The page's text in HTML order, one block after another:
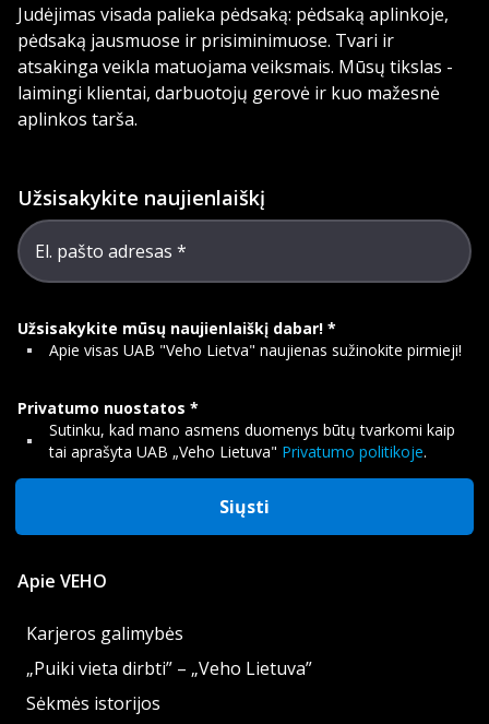
Judėjimas visada palieka pėdsaką: pėdsaką aplinkoje,
pėdsaką jausmuose ir prisiminimuose. Tvari ir
atsakinga veikla matuojama veiksmais. Mūsų tikslas -
laimingi klientai, darbuotojų gerovė ir kuo mažesnė
aplinkos tarša.
Užsisakykite naujienlaiškį
El. pašto adresas
Užsisakykite mūsų naujienlaiškį dabar!
Apie visas UAB "Veho Lietva" naujienas sužinokite pirmieji!
Privatumo nuostatos
Sutinku, kad mano asmens duomenys būtų tvarkomi kaip
tai aprašyta UAB „Veho Lietuva" Privatumo politikoje.
Siųsti
Apie VEHO
Karjeros galimybės
„Puiki vieta dirbti” – „Veho Lietuva”
Sėkmės istorijos